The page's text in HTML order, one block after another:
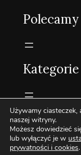
Polecamy
Kategorie
2022-2026
Używamy
naszej witryny.
Możesz dowiedzieć
lub wyłączyć je w
prywatności i cookies.